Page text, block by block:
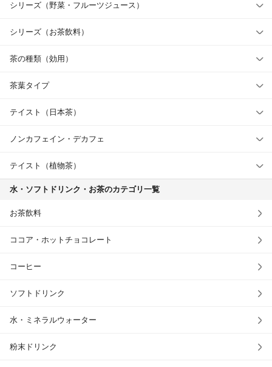
シリーズ（野菜・フルーツジュース）
シリーズ（お茶飲料）
茶の種類（効用）
茶葉タイプ
テイスト（日本茶）
ノンカフェイン・デカフェ
テイスト（植物茶）
水・ソフトドリンク・お茶のカテゴリ一覧
お茶飲料
ココア・ホットチョコレート
コーヒー
ソフトドリンク
水・ミネラルウォーター
粉末ドリンク